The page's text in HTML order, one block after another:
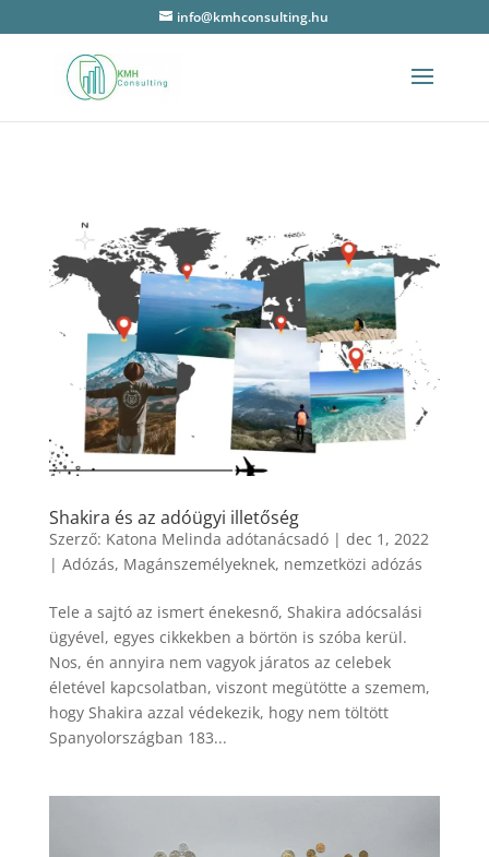
info@kmhconsulting.hu
Shakira és az adóügyi illetőség
Szerző: Katona Melinda adótanácsadó| dec 1, 2022
| Adózás, Magánszemélyeknek, nemzetközi adózás
Tele a sajtó az ismert énekesnő, Shakira adócsalási
ügyével, egyes cikkekben a börtön is szóba kerül.
Nos, én annyira nem vagyok járatos az celebek
életével kapcsolatban, viszont megütötte a szemem,
hogy Shakira azzal védekezik, hogy nem töltött
Spanyolországban 183...